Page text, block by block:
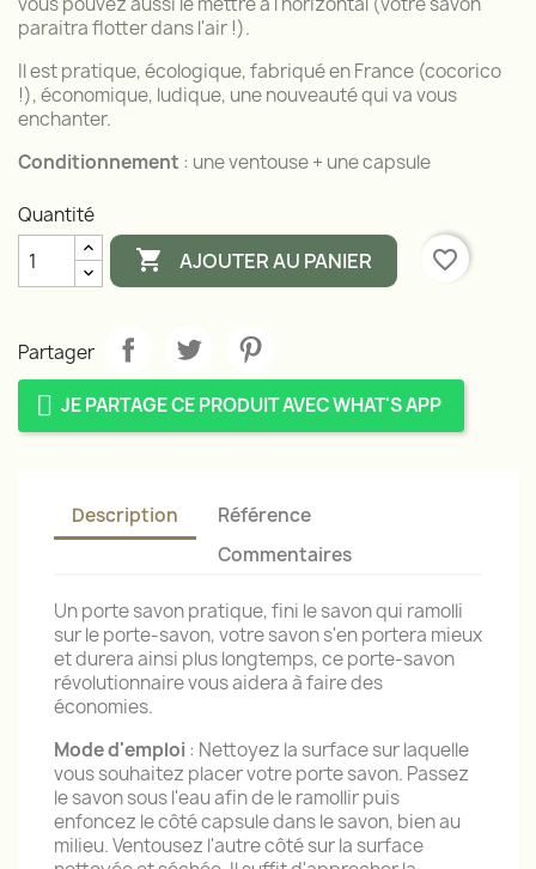
paraitra flotter dans l'air !).
Il est pratique, écologique, fabriqué en France (cocorico
!), économique, ludique, une nouveauté qui va vous
enchanter.
Conditionnement : une ventouse + une capsule
Quantité
 AJOUTER AU PANIER favorite_border
Partager
JE PARTAGE CE PRODUIT AVEC WHAT'S APP
Description
Référence
Commentaires
Un porte savon pratique, fini le savon qui ramolli
sur le porte-savon, votre savon s'en portera mieux
et durera ainsi plus longtemps, ce porte-savon
révolutionnaire vous aidera à faire des
économies.
Mode d'emploi : Nettoyez la surface sur laquelle
vous souhaitez placer votre porte savon. Passez
le savon sous l'eau afin de le ramollir puis
enfoncez le côté capsule dans le savon, bien au
milieu. Ventousez l'autre côté sur la surface